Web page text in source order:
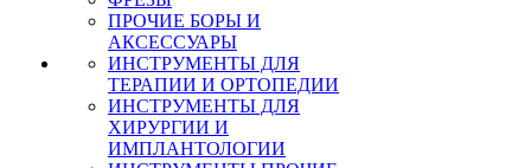
ПРОЧИЕ БОРЫ И
АКСЕССУАРЫ
ИНСТРУМЕНТЫ ДЛЯ
ТЕРАПИИ И ОРТОПЕДИИ
ИНСТРУМЕНТЫ ДЛЯ
ХИРУРГИИ И
ИМПЛАНТОЛОГИИ